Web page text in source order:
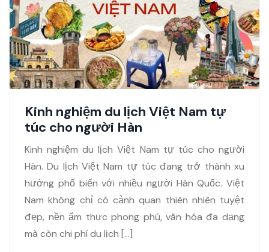
Kinh nghiệm du lịch Việt Nam tự
túc cho người Hàn
Kinh nghiệm du lịch Việt Nam tự túc cho người
Hàn. Du lịch Việt Nam tự túc đang trở thành xu
hướng phổ biến với nhiều người Hàn Quốc. Việt
Nam không chỉ có cảnh quan thiên nhiên tuyệt
đẹp, nền ẩm thực phong phú, văn hóa đa dạng
mà còn chi phí du lịch […]